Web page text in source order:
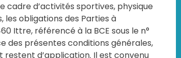
cadre d’activités sportives, physique
obligations des Parties à
Ittre, référencé à la BCE sous le n°
des présentes conditions générales,
restent d’application. Il est convenu